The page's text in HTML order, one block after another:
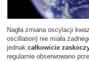
Nagła zmiana oscylacji
oscillation) nie miała
jednak całkowicie
regularnie obserwowano